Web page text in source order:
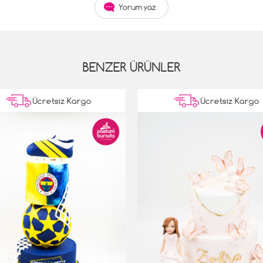
Yorum yaz
BENZER ÜRÜNLER
Ücretsiz Kargo Ücretsiz Kargo